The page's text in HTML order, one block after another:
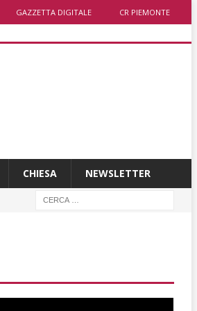
GAZZETTA DIGITALE CR PIEMONTE
CHIESA NEWSLETTER